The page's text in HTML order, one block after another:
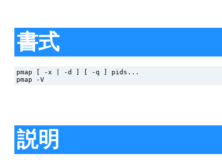
書式
pmap [ -x | -d ] [ -q ] pids...
説明